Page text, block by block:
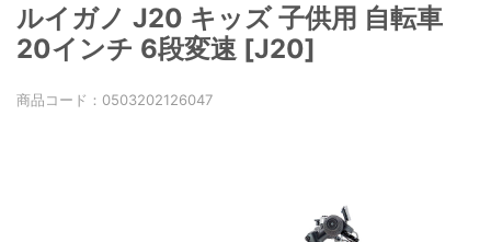
ルイガノ J20 キッズ 子供用 自転車
20インチ 6段変速 [J20]
商品コード： 0503202126047